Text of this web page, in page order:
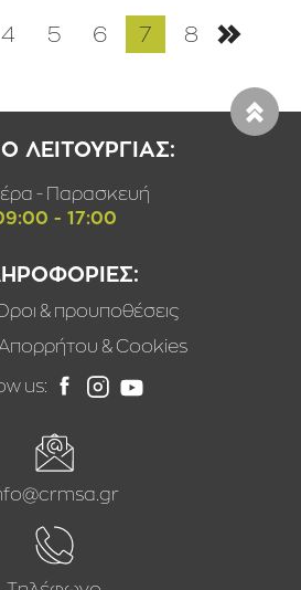
4 5 6 7 8
ΛΕΙΤΟΥΡΓΙΑΣ:
- Παρασκευή
- 17:00
& προυποθέσεις
Απορρήτου & Cookies
us: